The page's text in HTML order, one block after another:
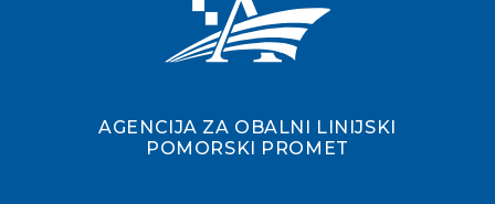
AGENCIJA ZA OBALNI LINIJSKI
POMORSKI PROMET